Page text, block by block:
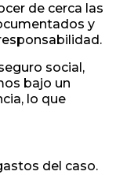
de cerca las
y
social,
bajo un
lo que
del caso.